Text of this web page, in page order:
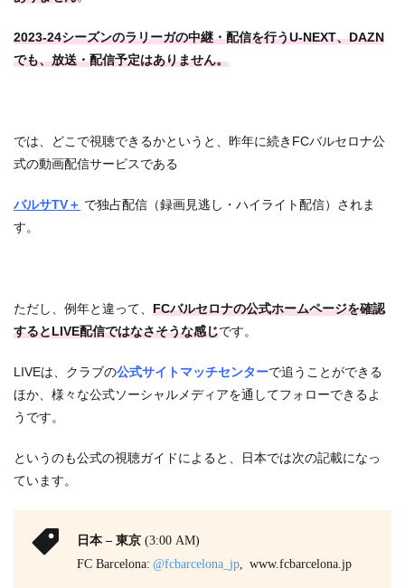
2023-24シーズンのラリーガの中継・配信を行うU-NEXT、DAZN
でも、放送・配信予定はありません。
では、どこで視聴できるかというと、昨年に続き FCバルセロナ公
式の動画配信サービスである
バルサTV＋ で独占配信（録画見逃し・ハイライト配信）されま
す。
ただし、例年と違って、 FCバルセロナの公式ホームページを確認
するとLIVE配信ではなさそうな感じです。
LIVEは、クラブの公式サイトマッチセンターで追うことができる
ほか、様々な公式ソーシャルメディアを通してフォローできるよ
うです。
というのも公式の視聴ガイドによると、日本では次の記載になっ
ています。
日本 – 東京 (3:00 AM)
FC Barcelona: @fcbarcelona_jp, www.fcbarcelona.jp